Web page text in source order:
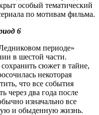
особый тематический
по мотивам фильма.
6
периоде»
в шестой части.
сюжет в тайне,
некоторая
что все события
через два года после
изначально все
и обыденную жизнь.